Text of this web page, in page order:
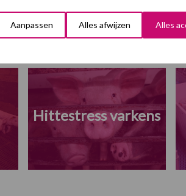
Aanpassen Alles afwijzen Alles
regelgeving Mest
Hittestress varkens